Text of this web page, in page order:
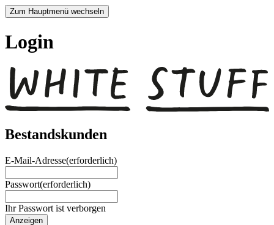
Zum Hauptmenü wechseln
Login
Bestandskunden
E-Mail-Adresse(erforderlich)
Passwort(erforderlich)
Ihr Passwort ist verborgen
Anzeigen